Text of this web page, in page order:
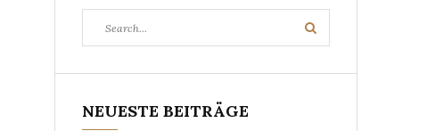
for:
Search
NEUESTE BEITRÄGE